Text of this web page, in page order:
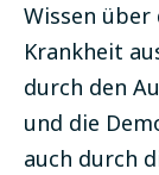
Wissen über
Krankheit
durch den
und die
auch durch